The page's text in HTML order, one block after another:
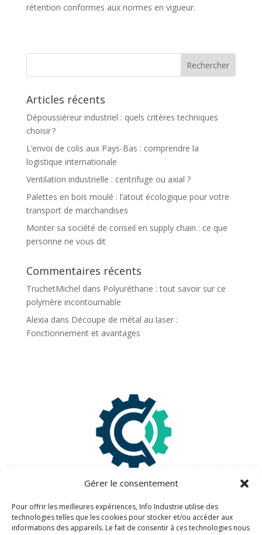
Gérer le consentement
Pour offrir les meilleures expériences, Info Industrie utilise des
technologies telles que les cookies pour stocker et/ou accéder aux
informations des appareils. Le fait de consentir à ces technologies nous
rétention conformes aux normes en vigueur.
Articles récents
Dépoussiéreur industriel : quels critères techniques
choisir ?
L’envoi de colis aux Pays-Bas : comprendre la
logistique internationale
Ventilation industrielle : centrifuge ou axial ?
Palettes en bois moulé : l’atout écologique pour votre
transport de marchandises
Monter sa société de conseil en supply chain : ce que
personne ne vous dit
Commentaires récents
TruchetMichel dans Polyuréthane : tout savoir sur ce
polymère incontournable
Alexia dans Découpe de métal au laser :
Fonctionnement et avantages
Information légales